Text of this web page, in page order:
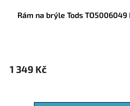
Rám na brýle Tods
1 349 Kč